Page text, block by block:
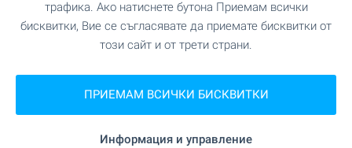
Офис Банско
гр. Банско, ул. Никола Вапцаров 7, партер
0882 817 461
Офис Дупница
0882 817 449
трафика. Ако натиснете бутона Приемам всички
бисквитки, Вие се съгласявате да приемате бисквитки от
този сайт и от трети страни.
ПРИЕМАМ ВСИЧКИ БИСКВИТКИ
Информация и управление